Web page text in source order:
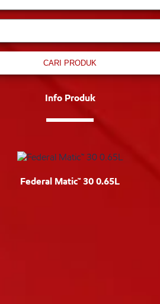
CARI PRODUK
Info Produk
Federal Matic™ 30 0.65L